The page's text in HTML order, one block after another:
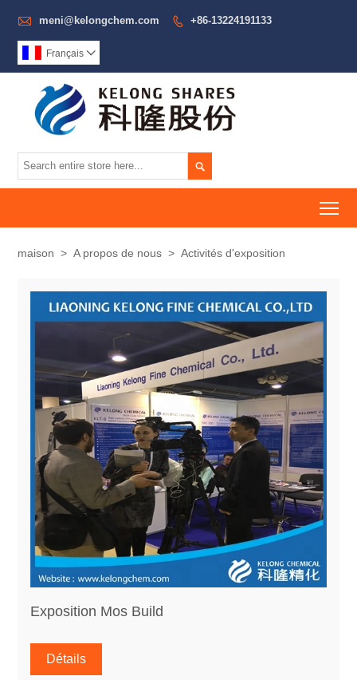
 meni@kelongchem.com  +86-13224191133
Français 

maison > A propos de nous > Activités d'exposition
Exposition Mos Build
Détails